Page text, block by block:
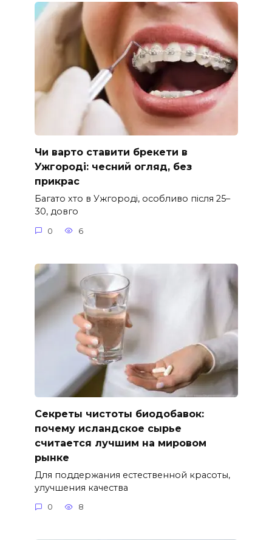
Чи варто ставити брекети в
Ужгороді: чесний огляд, без
прикрас
Багато хто в Ужгороді, особливо після 25–
30, довго
0 6
Секреты чистоты биодобавок:
почему исландское сырье
считается лучшим на мировом
рынке
Для поддержания естественной красоты,
улучшения качества
0 8